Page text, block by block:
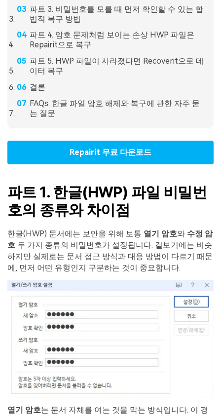
파트 3. 비밀번호를 모를 때 먼저 확인할 수 있는 합
법적 복구 방법
파트 4. 암호 문제처럼 보이는 손상 HWP 파일은
Repairit으로 복구
파트 5. HWP 파일이 사라졌다면 Recoverit으로 데
이터 복구
결론
FAQs. 한글 파일 암호 해제와 복구에 관한 자주 묻
는 질문
Repairit 무료 다운로드
파트 1. 한글(HWP) 파일 비밀번
호의 종류와 차이점
한글(HWP) 문서에는 보안을 위해 보통 열기 암호와 수정 암
호 두 가지 종류의 비밀번호가 설정됩니다. 겉보기에는 비슷
하지만 실제로는 문서 접근 방식과 대응 방법이 다르기 때문
에, 먼저 어떤 유형인지 구분하는 것이 중요합니다.
열기 암호는 문서 자체를 여는 것을 막는 방식입니다. 이 경